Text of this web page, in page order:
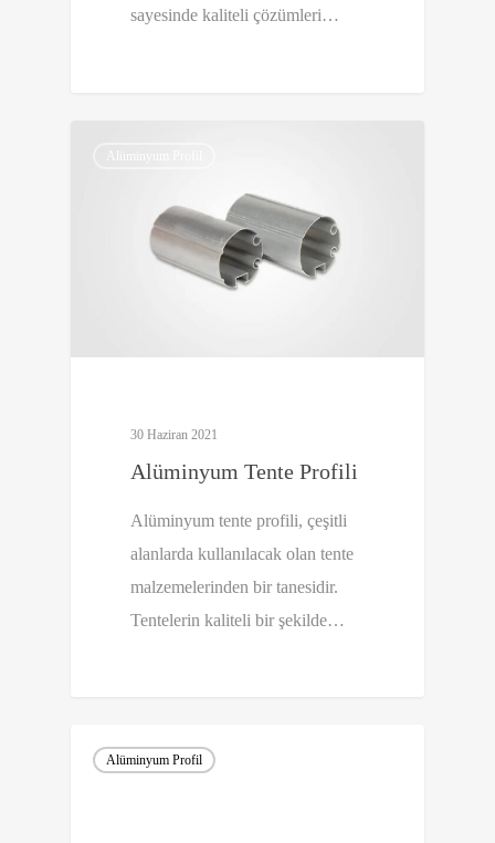
sayesinde kaliteli çözümleri…
30 Haziran 2021
Alüminyum Tente Profili
Alüminyum tente profili, çeşitli
alanlarda kullanılacak olan tente
malzemelerinden bir tanesidir.
Tentelerin kaliteli bir şekilde…
Alüminyum Profil